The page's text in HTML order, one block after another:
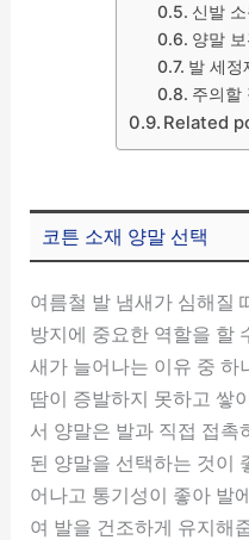
신발
양말
발 세정
주의할
Related
코튼 소재 양말 선택
여름철 발 냄새가 심해질
방지에 중요한 역할을 할
새가 늘어나는 이유 중 하
땀이 증발하지 못하고 쌓
서 양말은 발과 직접 접
된 양말을 선택하는 것이
어나고 통기성이 좋아 발
여 발을 건조하게 유지해